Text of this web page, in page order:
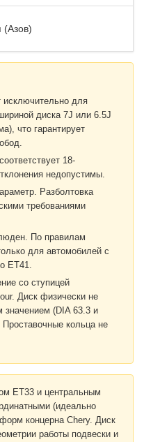
(Азов)
исключительно для
диска 7J или 6.5J
что гарантирует
18-
недопустимы.
Разболтовка
требованиями
По правилам
для автомобилей с
ET41.
со ступицей
Диск физически не
(DIA 63.3 и
кольца не
ET33 и центральным
(идеально
концерна Chery. Диск
работы подвески и